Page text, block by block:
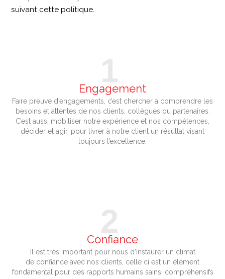
suivant cette politique.
Engagement
Faire preuve d’engagements, c’est chercher à comprendre les
besoins et attentes de nos clients, collègues ou partenaires.
C’est aussi mobiliser notre expérience et nos compétences,
décider et agir, pour livrer à notre client un résultat visant
toujours l’excellence.
Confiance
Il est très important pour nous d’instaurer un climat
de confiance avec nos clients, celle ci est un élément
fondamental pour des rapports humains sains, compréhensifs